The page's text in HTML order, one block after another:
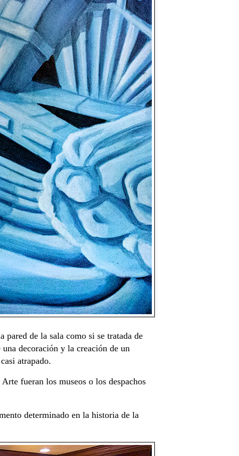
pared de la sala como si se tratada de
decoración y la creación de un
atrapado.
fueran los museos o los despachos
determinado en la historia de la